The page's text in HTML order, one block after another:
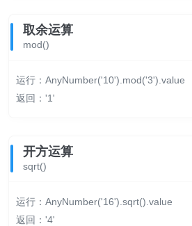
取余运算
mod()
运行：AnyNumber('10').mod('3').value
返回：'1'
开方运算
sqrt()
运行：AnyNumber('16').sqrt().value
返回：'4'